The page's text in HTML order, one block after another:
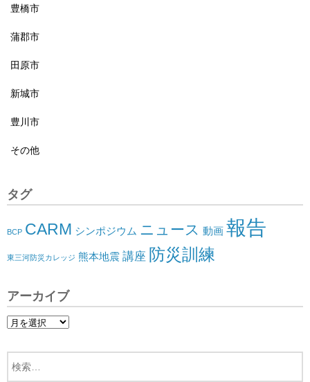
豊橋市
蒲郡市
田原市
新城市
豊川市
その他
タグ
BCP CARM シンポジウム ニュース 動画 報告
東三河防災カレッジ 熊本地震 講座 防災訓練
アーカイブ